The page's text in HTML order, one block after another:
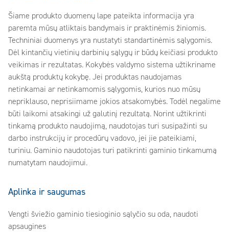
Šiame produkto duomenų lape pateikta informacija yra
paremta mūsų atliktais bandymais ir praktinėmis žiniomis.
Techniniai duomenys yra nustatyti standartinėmis sąlygomis.
Dėl kintančių vietinių darbinių sąlygų ir būdų keičiasi produkto
veikimas ir rezultatas. Kokybės valdymo sistema užtikriname
aukštą produktų kokybę. Jei produktas naudojamas
netinkamai ar netinkamomis sąlygomis, kurios nuo mūsų
nepriklauso, neprisiimame jokios atsakomybės. Todėl negalime
būti laikomi atsakingi už galutinį rezultatą. Norint užtikrinti
tinkamą produkto naudojimą, naudotojas turi susipažinti su
darbo instrukcijų ir procedūrų vadovo, jei jie pateikiami,
turiniu. Gaminio naudotojas turi patikrinti gaminio tinkamumą
numatytam naudojimui.
Aplinka ir saugumas
Vengti šviežio gaminio tiesioginio sąlyčio su oda, naudoti
apsaugines